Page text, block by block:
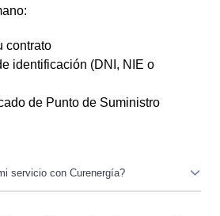
contrato
identificación (DNI, NIE o
de Punto de Suministro